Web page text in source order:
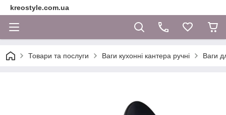
kreostyle.com.ua
Товари та послуги Ваги кухонні кантера ручні Ваги